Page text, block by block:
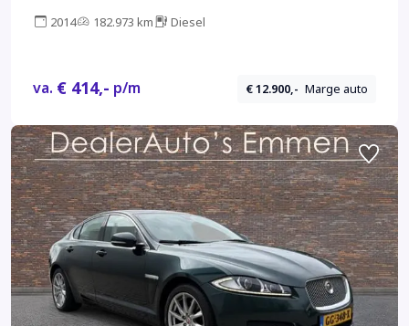
2014 182.973 km Diesel
va. € 414,- p/m € 12.900,- Marge auto